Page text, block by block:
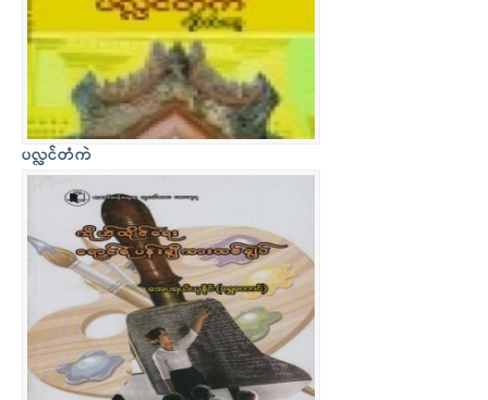
ပလ္လင်တံကဲ